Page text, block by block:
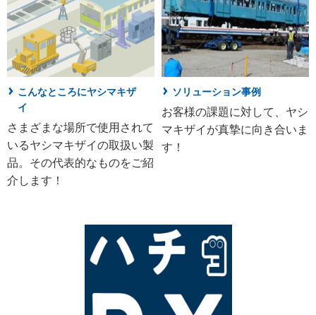
こんなところにヤシマキザ
イ
さまざまな場所で使用されて
いるヤシマキザイの取扱い製
品。その代表的なものをご紹
介します！
ソリューション事例
お客様の課題に対して、ヤシ
マキザイが真摯に向き合いま
す！